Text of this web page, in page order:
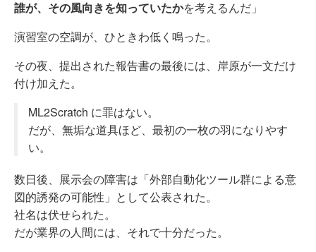
誰が、その風向きを知っていたかを考えるんだ」
演習室の空調が、ひときわ低く鳴った。
その夜、提出された報告書の最後には、岸原が一文だけ
付け加えた。
ML2Scratch に罪はない。
だが、無垢な道具ほど、最初の一枚の羽になりやす
い。
数日後、展示会の障害は「外部自動化ツール群による意
図的誘発の可能性」として公表された。
社名は伏せられた。
だが業界の人間には、それで十分だった。